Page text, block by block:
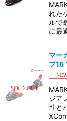
れた
ルで
に最
マー
プ16
ジア
性と